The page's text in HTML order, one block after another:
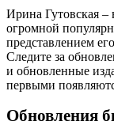
Ирина Гутовская
огромной
представлением
Следите за
и обновленные
первыми
Обновления